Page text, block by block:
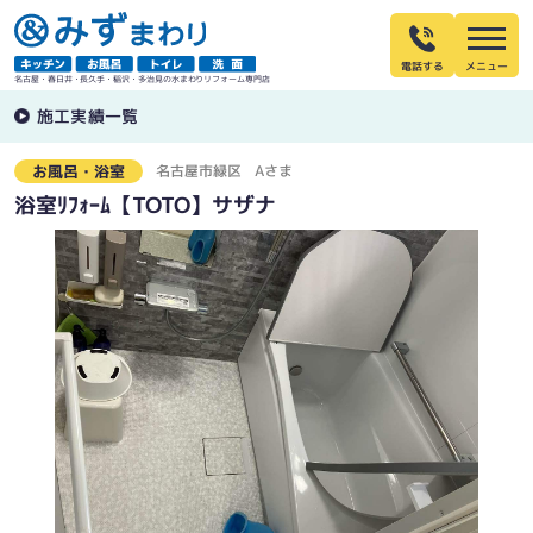
名古屋・春日井・長久手・稲沢・多治見の水まわりリフォーム専門店
電話する
施工実績一覧
お風呂・浴室 名古屋市緑区 Aさま
浴室ﾘﾌｫｰﾑ【TOTO】サザナ